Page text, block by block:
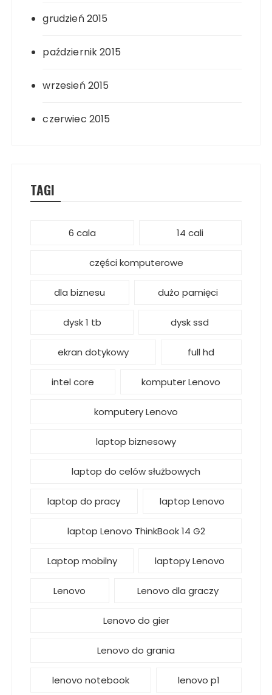
grudzień 2015
październik 2015
wrzesień 2015
czerwiec 2015
TAGI
6 cala 14 cali
części komputerowe
dla biznesu dużo pamięci
dysk 1 tb dysk ssd
ekran dotykowy full hd
intel core komputer Lenovo
komputery Lenovo
laptop biznesowy
laptop do celów służbowych
laptop do pracy laptop Lenovo
laptop Lenovo ThinkBook 14 G2
Laptop mobilny laptopy Lenovo
Lenovo Lenovo dla graczy
Lenovo do gier
Lenovo do grania
lenovo notebook lenovo p1